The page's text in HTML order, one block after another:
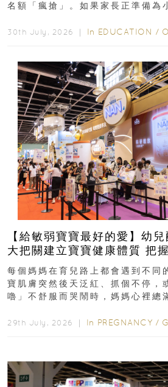
名額「瘋搶」。如果家長正準備
30th July, 2026 ｜ In EDUCATION /
【給敏弱寶寶最好的愛】幼
大把關建立寶寶健康體質 把
每個媽媽在育兒路上都會遇到不同
寶肌膚突然後天泛紅、抓個不停，
嚕」不舒服而哭鬧時，媽媽心裡總
29th July, 2026 ｜ In PREGNANCY /